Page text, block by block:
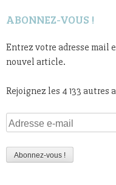
ABONNEZ-VOUS !
Entrez votre adresse mail
nouvel article.
Rejoignez les 4 133 autres
Adresse
e-
mail
Abonnez-vous !